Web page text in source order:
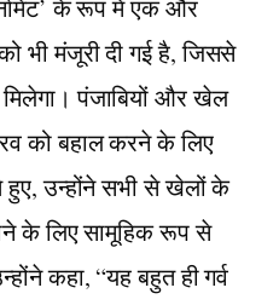
के रूप में एक और
भी मंजूरी दी गई है, जिससे
मिलेगा। पंजाबियों और खेल
को बहाल करने के लिए
उन्होंने सभी से खेलों के
के लिए सामूहिक रूप से
कहा, “यह बहुत ही गर्व